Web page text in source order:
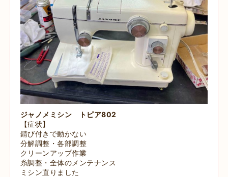
ジャノメミシン トピア802
【症状】
錆び付きで動かない
分解調整・各部調整
クリーンアップ作業
糸調整・全体のメンテナンス
ミシン直りました